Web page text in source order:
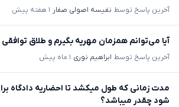
آخرین پاسخ توسط نفیسه اصولی صفار ۱ هفته پیش
آیا می‌توانم همزمان مهریه بگیرم و طلاق
آخرین پاسخ توسط ابراهیم نوری ۱ ماه پیش
مدت زمانی که طول میکشد تا احضاریه دادگاه
شود چقدر میباشد؟